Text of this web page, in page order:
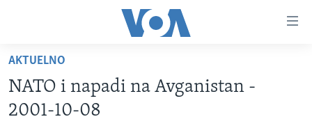
glavni
sadržaj
Idi
na
AKTUELNO
NATO i napadi na Avganistan -
2001-10-08